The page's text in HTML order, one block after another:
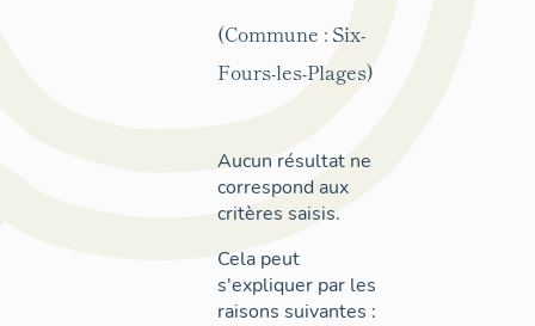
(Commune : Six-
Fours-les-Plages)
Aucun résultat ne
correspond aux
critères saisis.
Cela peut
s'expliquer par les
raisons suivantes :